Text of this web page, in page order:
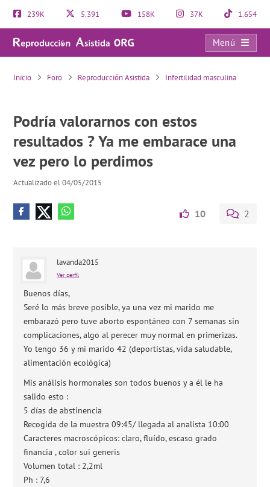
239K 5.391 158K 37K 1.654
Menú
Podría valorarnos con estos resultados ? Ya me embarace una vez pero lo perdimos
Inicio Foro Reproducción Asistida Infertilidad masculina
Podría valorarnos con estos
resultados ? Ya me embarace una
vez pero lo perdimos
Actualizado el 04/05/2015
10 2
lavanda2015
Ver perfil
Buenos días,
Seré lo más breve posible, ya una vez mi marido me
embarazó pero tuve aborto espontáneo con 7 semanas sin
complicaciones, algo al perecer muy normal en primerizas.
Yo tengo 36 y mi marido 42 (deportistas, vida saludable,
alimentación ecológica)
Mis análisis hormonales son todos buenos y a él le ha
salido esto :
5 días de abstinencia
Recogida de la muestra 09:45/ llegada al analista 10:00
Caracteres macroscópicos: claro, fluído, escaso grado
financia , color sui generis
Volumen total : 2,2ml
Ph : 7,6